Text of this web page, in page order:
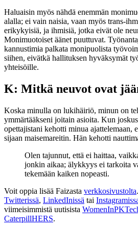
Haluaisin myös nähdä enemmän
alalla; ei vain naisia, vaan myös trans-
erikykyisiä, ja ihmisiä, jotka eivät ole
Monimuotoiset äänet puuttuvat.
kannustimia palkata monipuolista
siihen, eivätkä hallituksen hyväksymät
yhteisöille.
K: Mitkä neuvot ovat
Koska minulla on lukihäiriö, minun on
ymmärtääkseni joitain asioita. Kun
opettajistani kehotti minua ajattelemaan,
sijaan maisemareitin. Hän kehotti
Olen tajunnut, että ei haittaa,
jonkin aikaa; älykkyys ei tarkoita
tekemään kaiken nopeasti.
Voit oppia lisää Faizasta verkkosivustolta
Twitterissä, LinkedInissä tai
viimeisimmistä uutisista
CaterpillHERS.